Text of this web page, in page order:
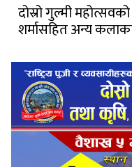
दोस्रो गुल्मी
शर्मासहित अन्य